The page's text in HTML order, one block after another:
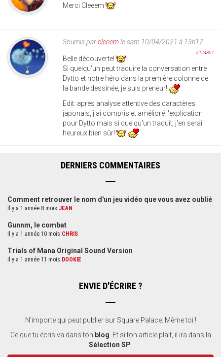
Merci Cleeem
Soumis parcleeemle sam 10/04/2021 à 13h17
#124867
Belle découverte!
Si quelqu'un peut traduire la conversation entre
Dytto et notre héro dans la première colonne de
la bande dessinée, je suis preneur!
Edit: après analyse attentive des caractères
japonais, j'ai compris et amélioré l'explication
pour Dytto mais si quelqu'un traduit, j'en serai
heureux bien sûr!
DERNIERS COMMENTAIRES
Comment retrouver le nom d'un jeu vidéo que vous avez oublié
Il y a 1 année 8 mois JEAN
Gunnm, le combat
Il y a 1 année 10 mois CHRIS
Trials of Mana Original Sound Version
Il y a 1 année 11 mois DOOKIE
ENVIE D'ÉCRIRE ?
N'importe qui peut publier sur Square Palace. Même toi !
Ce que tu écris va dans ton blog. Et si ton article plait, il ira dans la
Sélection SP.